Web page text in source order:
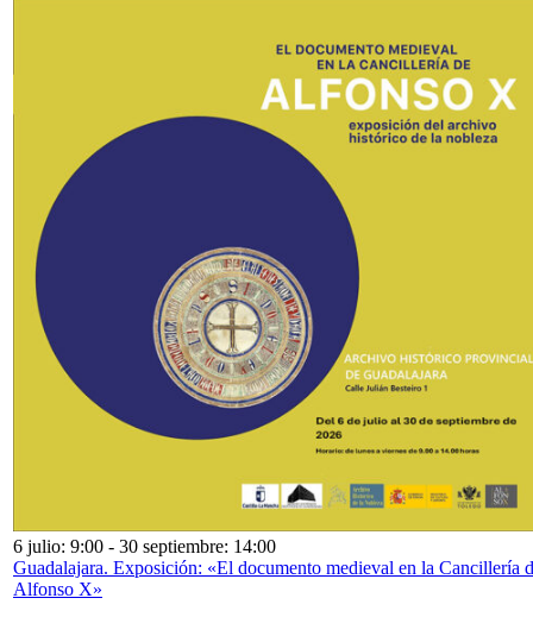
6 julio: 9:00 - 30 septiembre: 14:00
Guadalajara. Exposición: «El documento medieval en la Cancillería
Alfonso X»